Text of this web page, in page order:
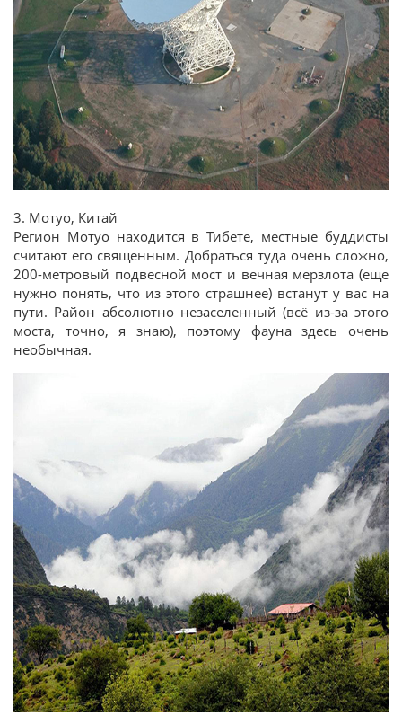
3. Мотуо, Китай
Регион Мотуо находится в Тибете, местные буддисты
считают его священным. Добраться туда очень сложно,
200-метровый подвесной мост и вечная мерзлота (еще
нужно понять, что из этого страшнее) встанут у вас на
пути. Район абсолютно незаселенный (всё из-за этого
моста, точно, я знаю), поэтому фауна здесь очень
необычная.